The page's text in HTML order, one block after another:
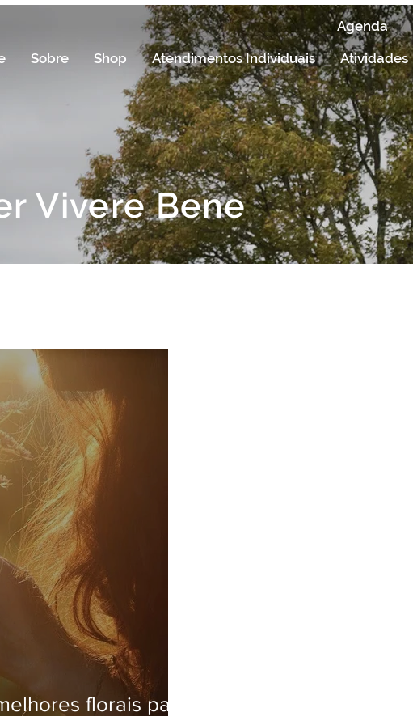
Agenda
Sobre Shop Atendimentos Individuais Atividades
Vivere Bene
florais para